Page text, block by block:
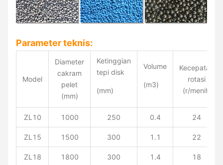
Parameter teknis:
Model
Diameter
cakram
pelet
(mm)
Ketinggian
tepi disk
(mm)
Volume
(m3)
Kecepatan
rotasi
(r/menit)
ZL10 1000 250 0.4 24
ZL15 1500 300 1.1 22
ZL18 1800 300 1.4 18